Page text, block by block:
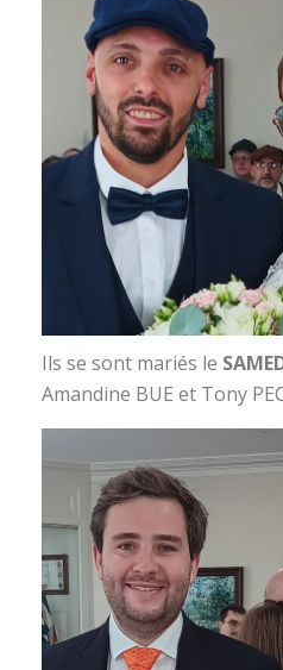
Ils se sont mariés le
Amandine BUE et Tony